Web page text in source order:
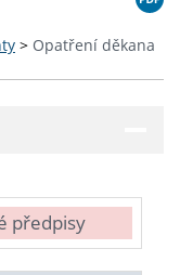
> Opatření děkana
předpisy